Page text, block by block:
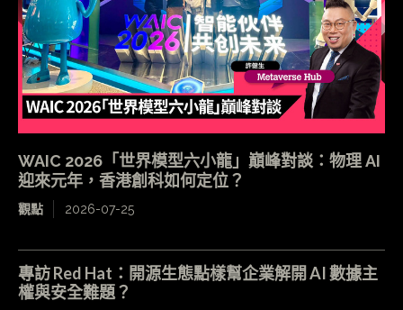
WAIC 2026「世界模型六小龍」巔峰對談：物理 AI
迎來元年，香港創科如何定位？
觀點 2026-07-25
專訪 Red Hat：開源生態點樣幫企業解開 AI 數據主
權與安全難題？